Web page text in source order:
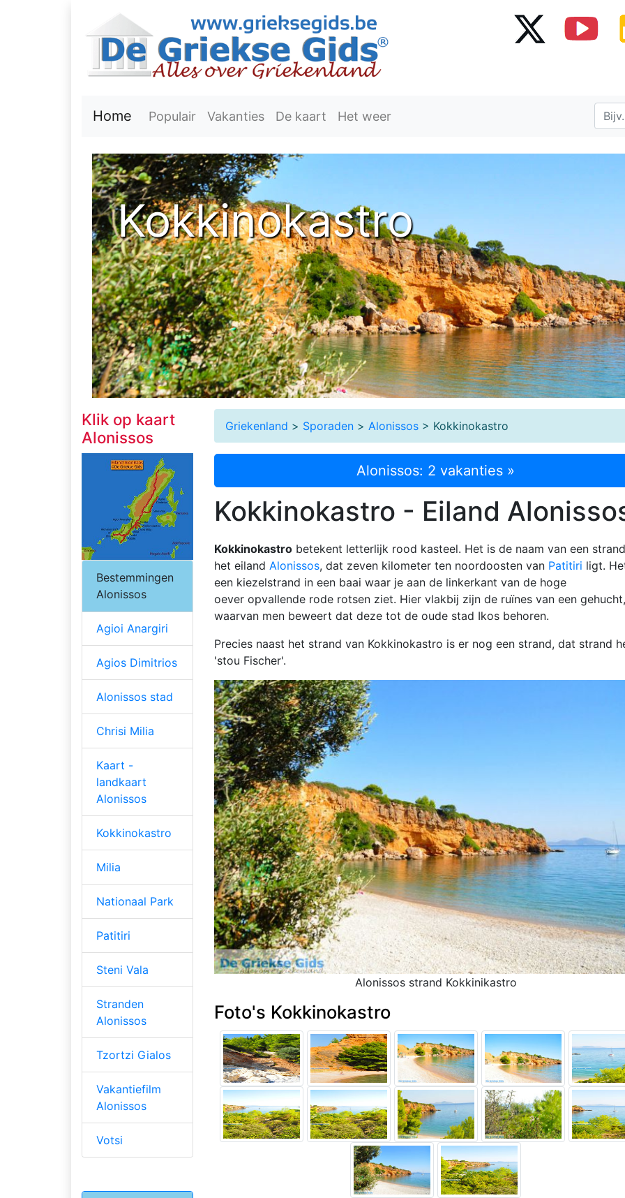
Home Populair Vakanties De kaart Het weer
Kokkinokastro
Griekenland > Sporaden > Alonissos > Kokkinokastro
Alonissos: 2 vakanties »
Kokkinokastro - Eiland
Kokkinokastro betekent letterlijk rood kasteel. Het is de naam van een
het eiland Alonissos, dat zeven kilometer ten noordoosten van Patitiri ligt.
een kiezelstrand in een baai waar je aan de linkerkant van de hoge
oever opvallende rode rotsen ziet. Hier vlakbij zijn de ruïnes van een gehucht,
waarvan men beweert dat deze tot de oude stad Ikos behoren.
Precies naast het strand van Kokkinokastro is er nog een strand, dat strand
'stou Fischer'.
Alonissos strand Kokkinikastro
Foto's Kokkinokastro
Klik op kaart
Alonissos
Bestemmingen
Alonissos
Agioi Anargiri
Agios Dimitrios
Alonissos stad
Chrisi Milia
Kaart -
landkaart
Alonissos
Kokkinokastro
Milia
Nationaal Park
Patitiri
Steni Vala
Stranden
Alonissos
Tzortzi Gialos
Vakantiefilm
Alonissos
Votsi